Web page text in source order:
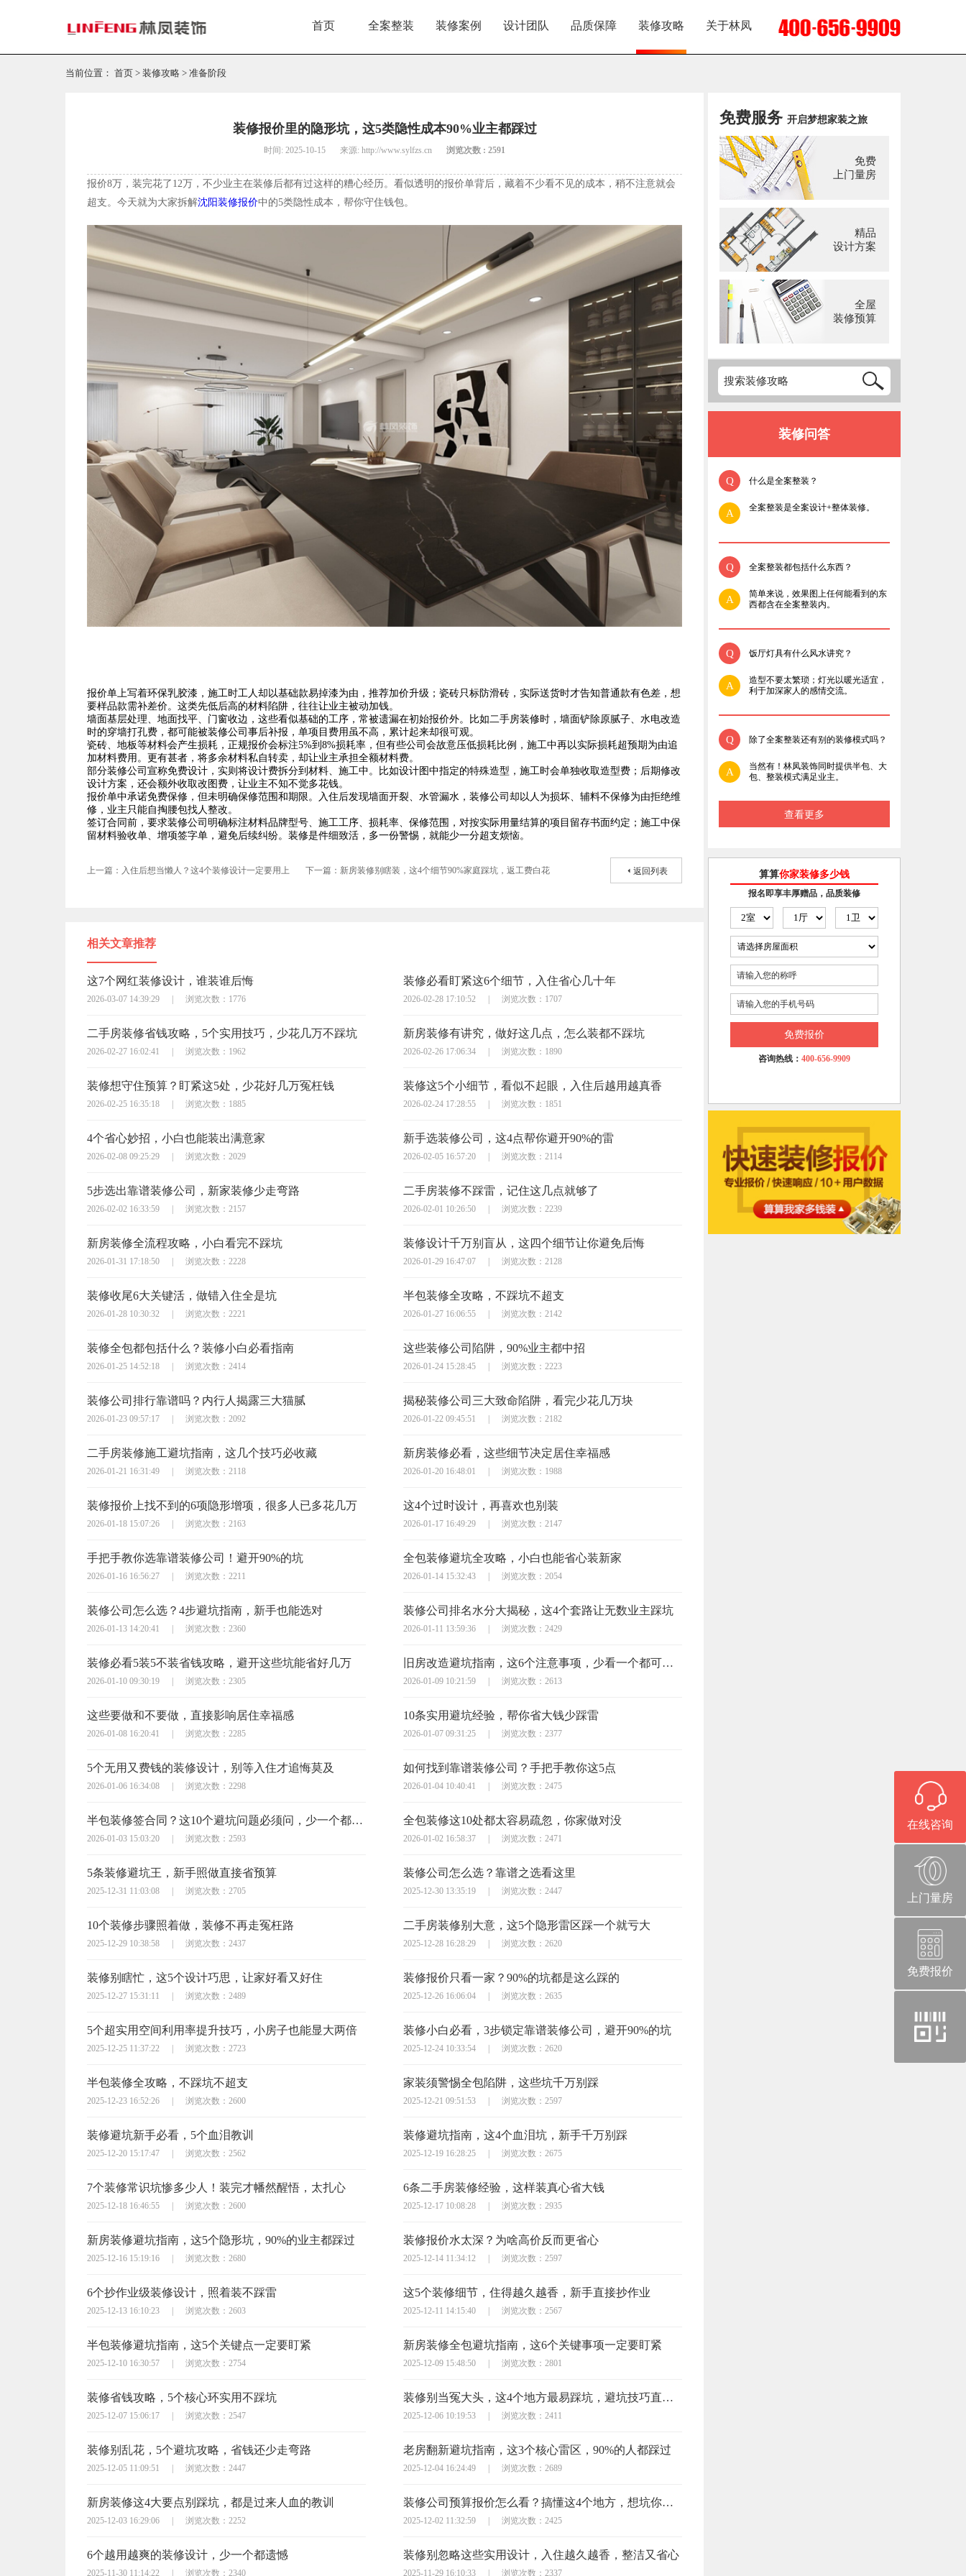
在线咨询
上门量房
免费报价
微
首页 全案整装 装修案例 设计团队 品质保障 装修攻略 关于林凤
当前位置： 首页 > 装修攻略 > 准备阶段
装修报价里的隐形坑，这5类隐性成本90%业主都踩过
时间: 2025-10-15 来源: http://www.sylfzs.cn 浏览次数 : 2591
报价8万，装完花了12万，不少业主在装修后都有过这样的糟心经历。看似透明的报价单背后，藏着不少看不见的成本，稍不注意就会
超支。今天就为大家拆解沈阳装修报价中的5类隐性成本，帮你守住钱包。
报价单上写着环保乳胶漆，施工时工人却以基础款易掉漆为由，推荐加价升级；瓷砖只标防滑砖，实际送货时才告知普通款有色差，想
要样品款需补差价。这类先低后高的材料陷阱，往往让业主被动加钱。
墙面基层处理、地面找平、门窗收边，这些看似基础的工序，常被遗漏在初始报价外。比如二手房装修时，墙面铲除原腻子、水电改造
时的穿墙打孔费，都可能被装修公司事后补报，单项目费用虽不高，累计起来却很可观。
瓷砖、地板等材料会产生损耗，正规报价会标注5%到8%损耗率，但有些公司会故意压低损耗比例，施工中再以实际损耗超预期为由追
加材料费用。更有甚者，将多余材料私自转卖，却让业主承担全额材料费。
部分装修公司宣称免费设计，实则将设计费拆分到材料、施工中。比如设计图中指定的特殊造型，施工时会单独收取造型费；后期修改
设计方案，还会额外收取改图费，让业主不知不觉多花钱。
报价单中承诺免费保修，但未明确保修范围和期限。入住后发现墙面开裂、水管漏水，装修公司却以人为损坏、辅料不保修为由拒绝维
修，业主只能自掏腰包找人整改。
签订合同前，要求装修公司明确标注材料品牌型号、施工工序、损耗率、保修范围，对按实际用量结算的项目留存书面约定；施工中保
留材料验收单、增项签字单，避免后续纠纷。装修是件细致活，多一份警惕，就能少一分超支烦恼。
上一篇：入住后想当懒人？这4个装修设计一定要用上 下一篇：新房装修别瞎装，这4个细节90%家庭踩坑，返工费白花 返回列表
相关文章推荐
这7个网红装修设计，谁装谁后悔
2026-03-07 14:39:29 浏览次数：1776
装修必看盯紧这6个细节，入住省心几十年
2026-02-28 17:10:52 浏览次数：1707
二手房装修省钱攻略，5个实用技巧，少花几万不踩坑
2026-02-27 16:02:41 浏览次数：1962
新房装修有讲究，做好这几点，怎么装都不踩坑
2026-02-26 17:06:34 浏览次数：1890
装修想守住预算？盯紧这5处，少花好几万冤枉钱
2026-02-25 16:35:18 浏览次数：1885
装修这5个小细节，看似不起眼，入住后越用越真香
2026-02-24 17:28:55 浏览次数：1851
4个省心妙招，小白也能装出满意家
2026-02-08 09:25:29 浏览次数：2029
新手选装修公司，这4点帮你避开90%的雷
2026-02-05 16:57:20 浏览次数：2114
5步选出靠谱装修公司，新家装修少走弯路
2026-02-02 16:33:59 浏览次数：2157
二手房装修不踩雷，记住这几点就够了
2026-02-01 10:26:50 浏览次数：2239
新房装修全流程攻略，小白看完不踩坑
2026-01-31 17:18:50 浏览次数：2228
装修设计千万别盲从，这四个细节让你避免后悔
2026-01-29 16:47:07 浏览次数：2128
装修收尾6大关键活，做错入住全是坑
2026-01-28 10:30:32 浏览次数：2221
半包装修全攻略，不踩坑不超支
2026-01-27 16:06:55 浏览次数：2142
装修全包都包括什么？装修小白必看指南
2026-01-25 14:52:18 浏览次数：2414
这些装修公司陷阱，90%业主都中招
2026-01-24 15:28:45 浏览次数：2223
装修公司排行靠谱吗？内行人揭露三大猫腻
2026-01-23 09:57:17 浏览次数：2092
揭秘装修公司三大致命陷阱，看完少花几万块
2026-01-22 09:45:51 浏览次数：2182
二手房装修施工避坑指南，这几个技巧必收藏
2026-01-21 16:31:49 浏览次数：2118
新房装修必看，这些细节决定居住幸福感
2026-01-20 16:48:01 浏览次数：1988
装修报价上找不到的6项隐形增项，很多人已多花几万
2026-01-18 15:07:26 浏览次数：2163
这4个过时设计，再喜欢也别装
2026-01-17 16:49:29 浏览次数：2147
手把手教你选靠谱装修公司！避开90%的坑
2026-01-16 16:56:27 浏览次数：2211
全包装修避坑全攻略，小白也能省心装新家
2026-01-14 15:32:43 浏览次数：2054
装修公司怎么选？4步避坑指南，新手也能选对
2026-01-13 14:20:41 浏览次数：2360
装修公司排名水分大揭秘，这4个套路让无数业主踩坑
2026-01-11 13:59:36 浏览次数：2429
装修必看5装5不装省钱攻略，避开这些坑能省好几万
2026-01-10 09:30:19 浏览次数：2305
旧房改造避坑指南，这6个注意事项，少看一个都可能返工
2026-01-09 10:21:59 浏览次数：2613
这些要做和不要做，直接影响居住幸福感
2026-01-08 16:20:41 浏览次数：2285
10条实用避坑经验，帮你省大钱少踩雷
2026-01-07 09:31:25 浏览次数：2377
5个无用又费钱的装修设计，别等入住才追悔莫及
2026-01-06 16:34:08 浏览次数：2298
如何找到靠谱装修公司？手把手教你这5点
2026-01-04 10:40:41 浏览次数：2475
半包装修签合同？这10个避坑问题必须问，少一个都可能亏大
2026-01-03 15:03:20 浏览次数：2593
全包装修这10处都太容易疏忽，你家做对没
2026-01-02 16:58:37 浏览次数：2471
5条装修避坑王，新手照做直接省预算
2025-12-31 11:03:08 浏览次数：2705
装修公司怎么选？靠谱之选看这里
2025-12-30 13:35:19 浏览次数：2447
10个装修步骤照着做，装修不再走冤枉路
2025-12-29 10:38:58 浏览次数：2437
二手房装修别大意，这5个隐形雷区踩一个就亏大
2025-12-28 16:28:29 浏览次数：2620
装修别瞎忙，这5个设计巧思，让家好看又好住
2025-12-27 15:31:11 浏览次数：2489
装修报价只看一家？90%的坑都是这么踩的
2025-12-26 16:06:04 浏览次数：2635
5个超实用空间利用率提升技巧，小房子也能显大两倍
2025-12-25 11:37:22 浏览次数：2723
装修小白必看，3步锁定靠谱装修公司，避开90%的坑
2025-12-24 10:33:54 浏览次数：2620
半包装修全攻略，不踩坑不超支
2025-12-23 16:52:26 浏览次数：2600
家装须警惕全包陷阱，这些坑千万别踩
2025-12-21 09:51:53 浏览次数：2597
装修避坑新手必看，5个血泪教训
2025-12-20 15:17:47 浏览次数：2562
装修避坑指南，这4个血泪坑，新手千万别踩
2025-12-19 16:28:25 浏览次数：2675
7个装修常识坑惨多少人！装完才幡然醒悟，太扎心
2025-12-18 16:46:55 浏览次数：2600
6条二手房装修经验，这样装真心省大钱
2025-12-17 10:08:28 浏览次数：2935
新房装修避坑指南，这5个隐形坑，90%的业主都踩过
2025-12-16 15:19:16 浏览次数：2680
装修报价水太深？为啥高价反而更省心
2025-12-14 11:34:12 浏览次数：2597
6个抄作业级装修设计，照着装不踩雷
2025-12-13 16:10:23 浏览次数：2603
这5个装修细节，住得越久越香，新手直接抄作业
2025-12-11 14:15:40 浏览次数：2567
半包装修避坑指南，这5个关键点一定要盯紧
2025-12-10 16:30:57 浏览次数：2754
新房装修全包避坑指南，这6个关键事项一定要盯紧
2025-12-09 15:48:50 浏览次数：2801
装修省钱攻略，5个核心环实用不踩坑
2025-12-07 15:06:17 浏览次数：2547
装修别当冤大头，这4个地方最易踩坑，避坑技巧直接抄
2025-12-06 10:19:53 浏览次数：2411
装修别乱花，5个避坑攻略，省钱还少走弯路
2025-12-05 11:09:51 浏览次数：2447
老房翻新避坑指南，这3个核心雷区，90%的人都踩过
2025-12-04 16:24:49 浏览次数：2689
新房装修这4大要点别踩坑，都是过来人血的教训
2025-12-03 16:29:06 浏览次数：2252
装修公司预算报价怎么看？搞懂这4个地方，想坑你都难
2025-12-02 11:32:59 浏览次数：2425
6个越用越爽的装修设计，少一个都遗憾
2025-11-30 11:14:22 浏览次数：2340
装修别忽略这些实用设计，入住越久越香，整洁又省心
2025-11-29 16:10:33 浏览次数：2337
免费服务 开启梦想家装之旅
免费
上门量房
精品
设计方案
全屋
装修预算
装修问答
Q 什么是全案整装？
A 全案整装是全案设计+整体装修。
Q 全案整装都包括什么东西？
A
简单来说，效果图上任何能看到的东
西都含在全案整装内。
Q 饭厅灯具有什么风水讲究？
A
造型不要太繁琐；灯光以暖光适宜，
利于加深家人的感情交流。
Q 除了全案整装还有别的装修模式吗？
A
当然有！林凤装饰同时提供半包、大
包、整装模式满足业主。
查看更多
算算你家装修多少钱
报名即享丰厚赠品，品质装修
免费报价
咨询热线： 400-656-9909